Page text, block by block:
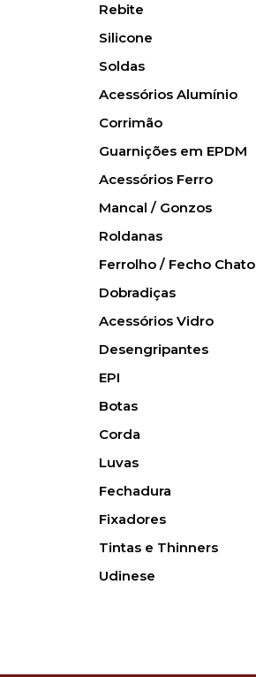
Rebite
Silicone
Soldas
Acessórios Alumínio
Corrimão
Guarnições em EPDM
Acessórios Ferro
Mancal / Gonzos
Roldanas
Ferrolho / Fecho Chato
Dobradiças
Acessórios Vidro
Desengripantes
EPI
Botas
Corda
Luvas
Fechadura
Fixadores
Tintas e Thinners
Udinese